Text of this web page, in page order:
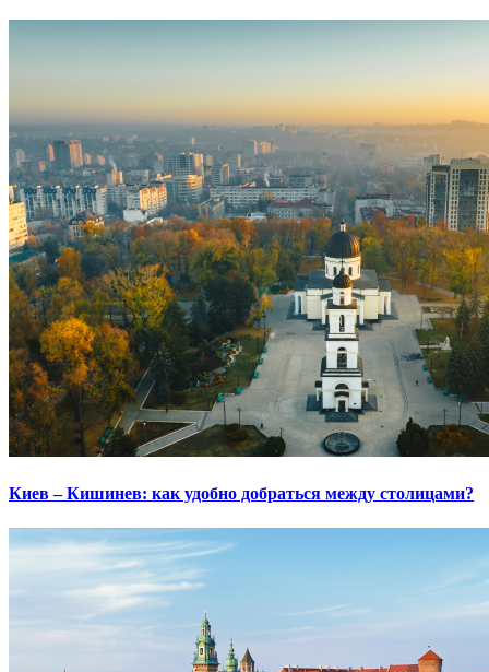
Киев – Кишинев: как удобно добраться между столицами?